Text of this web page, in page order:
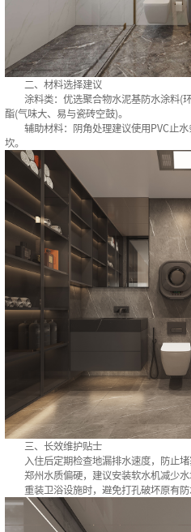
二、材料选择建议‌
涂料类‌：优选聚合物水泥基防水涂料(环
酯(气味大、易与瓷砖空鼓)。
辅助材料‌：阴角处理建议使用PVC止水
坎。
三、长效维护贴士‌
入住后定期检查地漏排水速度，防止堵
郑州水质偏硬，建议安装软水机减少水
重装卫浴设施时，避免打孔破坏原有防